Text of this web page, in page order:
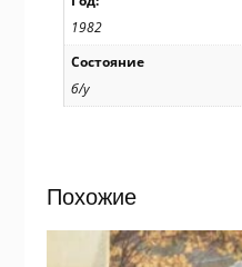
1982
Состояние
б/у
Похожие